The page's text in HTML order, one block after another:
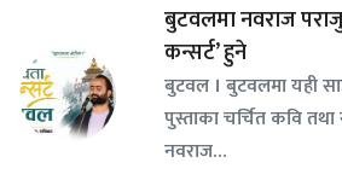
बुटवलमा नवराज
कन्सर्ट’ हुने
बुटवल । बुटवलमा यही
पुस्ताका चर्चित कवि
नवराज…